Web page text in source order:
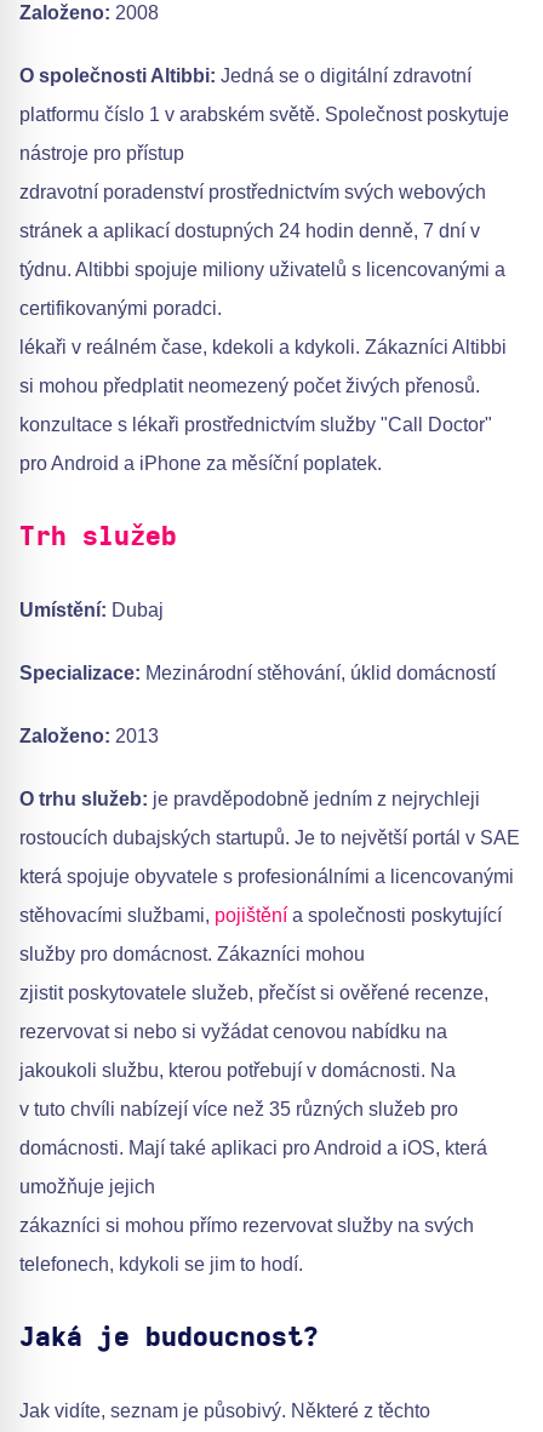
Založeno: 2008
O společnosti Altibbi: Jedná se o digitální zdravotní
platformu číslo 1 v arabském světě. Společnost poskytuje
nástroje pro přístup
zdravotní poradenství prostřednictvím svých webových
stránek a aplikací dostupných 24 hodin denně, 7 dní v
týdnu. Altibbi spojuje miliony uživatelů s licencovanými a
certifikovanými poradci.
lékaři v reálném čase, kdekoli a kdykoli. Zákazníci Altibbi
si mohou předplatit neomezený počet živých přenosů.
konzultace s lékaři prostřednictvím služby "Call Doctor"
pro Android a iPhone za měsíční poplatek.
Trh služeb
Umístění: Dubaj
Specializace: Mezinárodní stěhování, úklid domácností
Založeno: 2013
O trhu služeb: je pravděpodobně jedním z nejrychleji
rostoucích dubajských startupů. Je to největší portál v SAE
která spojuje obyvatele s profesionálními a licencovanými
stěhovacími službami, pojištění a společnosti poskytující
služby pro domácnost. Zákazníci mohou
zjistit poskytovatele služeb, přečíst si ověřené recenze,
rezervovat si nebo si vyžádat cenovou nabídku na
jakoukoli službu, kterou potřebují v domácnosti. Na
v tuto chvíli nabízejí více než 35 různých služeb pro
domácnosti. Mají také aplikaci pro Android a iOS, která
umožňuje jejich
zákazníci si mohou přímo rezervovat služby na svých
telefonech, kdykoli se jim to hodí.
Jaká je budoucnost?
Jak vidíte, seznam je působivý. Některé z těchto